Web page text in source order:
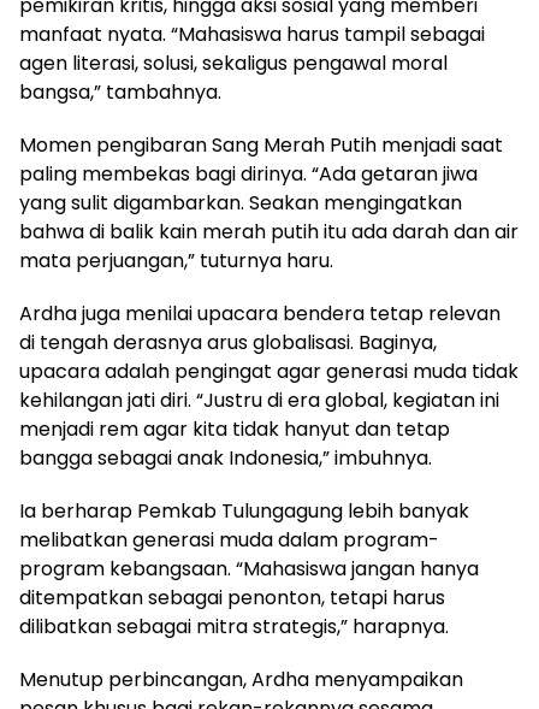
pemikiran kritis, hingga aksi sosial yang memberi
manfaat nyata. “Mahasiswa harus tampil sebagai
agen literasi, solusi, sekaligus pengawal moral
bangsa,” tambahnya.
Momen pengibaran Sang Merah Putih menjadi saat
paling membekas bagi dirinya. “Ada getaran jiwa
yang sulit digambarkan. Seakan mengingatkan
bahwa di balik kain merah putih itu ada darah dan air
mata perjuangan,” tuturnya haru.
Ardha juga menilai upacara bendera tetap relevan
di tengah derasnya arus globalisasi. Baginya,
upacara adalah pengingat agar generasi muda tidak
kehilangan jati diri. “Justru di era global, kegiatan ini
menjadi rem agar kita tidak hanyut dan tetap
bangga sebagai anak Indonesia,” imbuhnya.
Ia berharap Pemkab Tulungagung lebih banyak
melibatkan generasi muda dalam program-
program kebangsaan. “Mahasiswa jangan hanya
ditempatkan sebagai penonton, tetapi harus
dilibatkan sebagai mitra strategis,” harapnya.
Menutup perbincangan, Ardha menyampaikan